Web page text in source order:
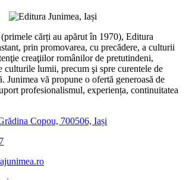
cărți au apărut în 1970), Editura
prin promovarea, cu precădere, a culturii
creaţiilor românilor de pretutindeni,
culturile lumii, precum şi spre curentele de
Junimea vă propune o ofertă generoasă de
profesionalismul, experiența, continuitatea
Copou, 700506, Iași